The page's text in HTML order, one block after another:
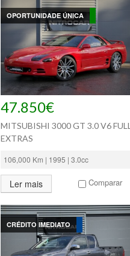
OPORTUNIDADE ÚNICA
47.850€
MITSUBISHI 3000 GT 3.0 V6 FULL
EXTRAS
106,000 Km | 1995 | 3.0cc
Ler mais Comparar
CRÉDITO IMEDIATO